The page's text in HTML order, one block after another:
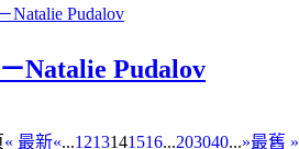
Natalie Pudalov
« 最新«...1213141516...203040...»最舊 »